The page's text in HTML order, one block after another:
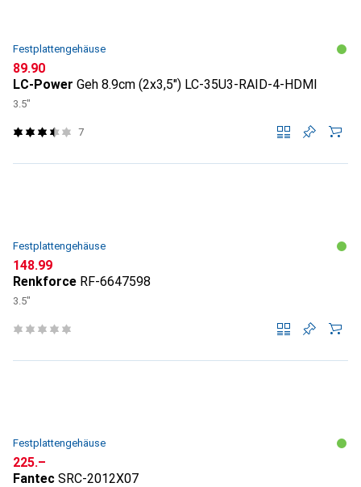
Festplattengehäuse
CHF
89.90
LC-Power Geh 8.9cm (2x3,5") LC-35U3-RAID-4-HDMI
3.5"
7
Festplattengehäuse
CHF
148.99
Renkforce RF-6647598
3.5"
Festplattengehäuse
CHF
225.–
Fantec SRC-2012X07